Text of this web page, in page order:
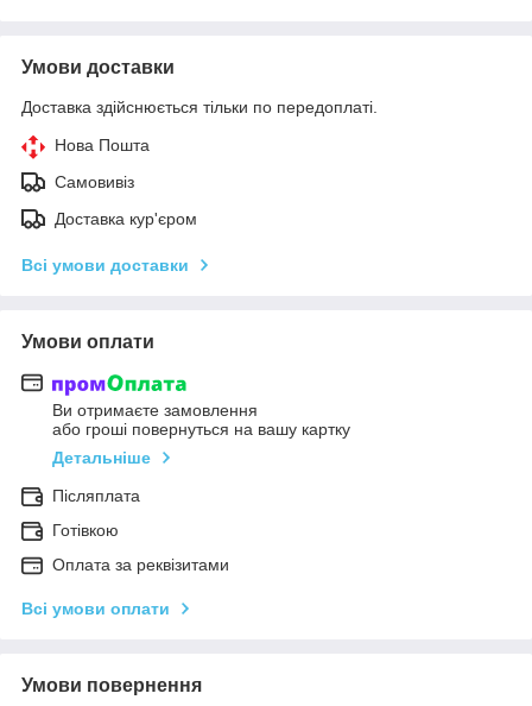
Умови доставки
Доставка здійснюється тільки по передоплаті.
Нова Пошта
Самовивіз
Доставка кур'єром
Всі умови доставки
Умови оплати
Ви отримаєте замовлення
або гроші повернуться на вашу картку
Детальніше
Післяплата
Готівкою
Оплата за реквізитами
Всі умови оплати
Умови повернення